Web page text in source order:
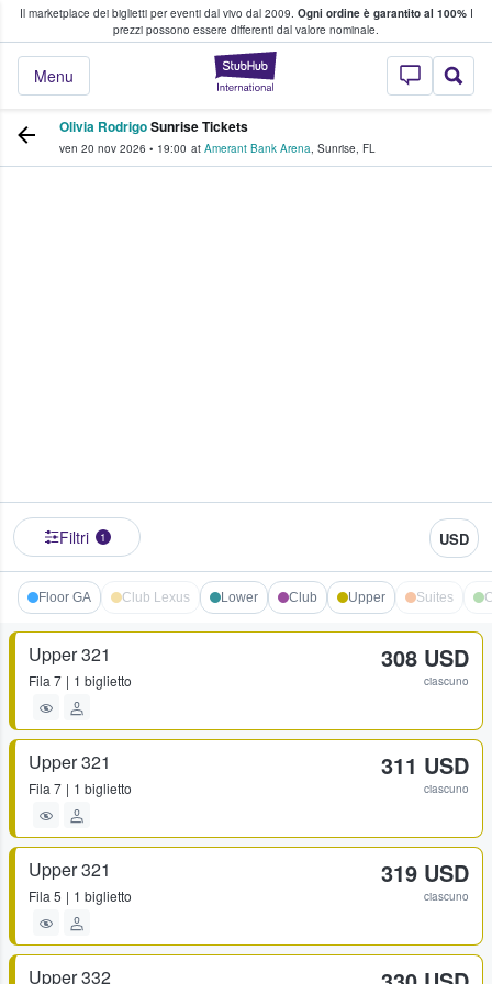
Il marketplace dei biglietti per eventi dal vivo dal 2009. Ogni ordine è garantito al 100%I
prezzi possono essere differenti dal valore nominale.
StubHub - Dove
Menu
fan comprano e vendono biglietti
Olivia RodrigoSunrise Tickets
ven 20 nov 2026 • 19:00 at Amerant Bank Arena, Sunrise, FL
Filtri 1 USD
Floor GA Club Lexus Lower Club Upper Suites
Upper 321
Fila 7 1 biglietto
308 USD
ciascuno
Upper 321
Fila 7 1 biglietto
311 USD
ciascuno
Upper 321
Fila 5 1 biglietto
319 USD
ciascuno
Upper 332